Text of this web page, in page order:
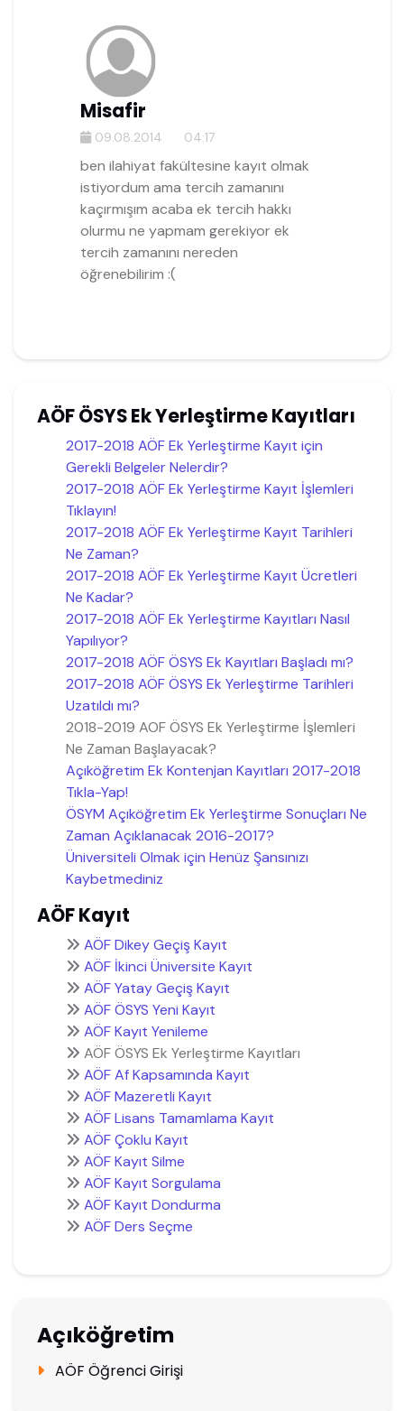
Misafir
09.08.2014 04:17
ben ilahiyat fakültesine kayıt olmak
istiyordum ama tercih zamanını
kaçırmışım acaba ek tercih hakkı
olurmu ne yapmam gerekiyor ek
tercih zamanını nereden
öğrenebilirim :(
AÖF ÖSYS Ek Yerleştirme Kayıtları
2017-2018 AÖF Ek Yerleştirme Kayıt için
Gerekli Belgeler Nelerdir?
2017-2018 AÖF Ek Yerleştirme Kayıt İşlemleri
Tıklayın!
2017-2018 AÖF Ek Yerleştirme Kayıt Tarihleri
Ne Zaman?
2017-2018 AÖF Ek Yerleştirme Kayıt Ücretleri
Ne Kadar?
2017-2018 AÖF Ek Yerleştirme Kayıtları Nasıl
Yapılıyor?
2017-2018 AÖF ÖSYS Ek Kayıtları Başladı mı?
2017-2018 AÖF ÖSYS Ek Yerleştirme Tarihleri
Uzatıldı mı?
2018-2019 AOF ÖSYS Ek Yerleştirme İşlemleri
Ne Zaman Başlayacak?
Açıköğretim Ek Kontenjan Kayıtları 2017-2018
Tıkla-Yap!
ÖSYM Açıköğretim Ek Yerleştirme Sonuçları Ne
Zaman Açıklanacak 2016-2017?
Üniversiteli Olmak için Henüz Şansınızı
Kaybetmediniz
AÖF Kayıt
AÖF Dikey Geçiş Kayıt
AÖF İkinci Üniversite Kayıt
AÖF Yatay Geçiş Kayıt
AÖF ÖSYS Yeni Kayıt
AÖF Kayıt Yenileme
AÖF ÖSYS Ek Yerleştirme Kayıtları
AÖF Af Kapsamında Kayıt
AÖF Mazeretli Kayıt
AÖF Lisans Tamamlama Kayıt
AÖF Çoklu Kayıt
AÖF Kayıt Silme
AÖF Kayıt Sorgulama
AÖF Kayıt Dondurma
AÖF Ders Seçme
Açıköğretim
AÖF Öğrenci Girişi